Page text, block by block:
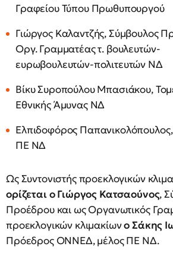
Γραφείου Τύπου Πρωθυπουργού
Γιώργος Καλαντζής, Σύμβουλος
Οργ. Γραμματέας τ. βουλευτών-
ευρωβουλευτών-πολιτευτών ΝΔ
Βίκυ Συροπούλου Μπασιάκου,
Εθνικής Άμυνας ΝΔ
Ελπιδοφόρος
ΠΕ ΝΔ
Ως Συντονιστής προεκλογικών
ορίζεται ο Γιώργος Κατσαούνος,
Προέδρου και ως Οργανωτικός
προεκλογικών κλιμακίωνο Σάκης
Πρόεδρος ΟΝΝΕΔ, μέλος ΠΕ ΝΔ.